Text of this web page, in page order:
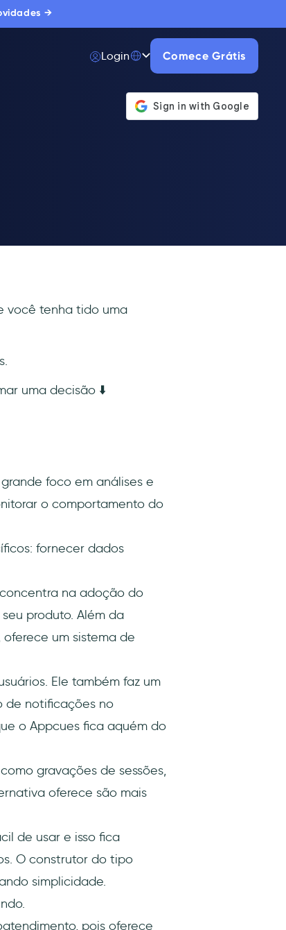
→
Login Comece Grátis
você tenha tido uma
uma decisão ⬇️
foco em análises e
o comportamento do
fornecer dados
na adoção do
produto. Além da
um sistema de
Ele também faz um
de notificações no
o Appcues fica aquém do
gravações de sessões,
oferece são mais
de usar e isso fica
O construtor do tipo
simplicidade.
pois oferece